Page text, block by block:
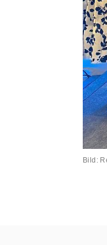
Bild: